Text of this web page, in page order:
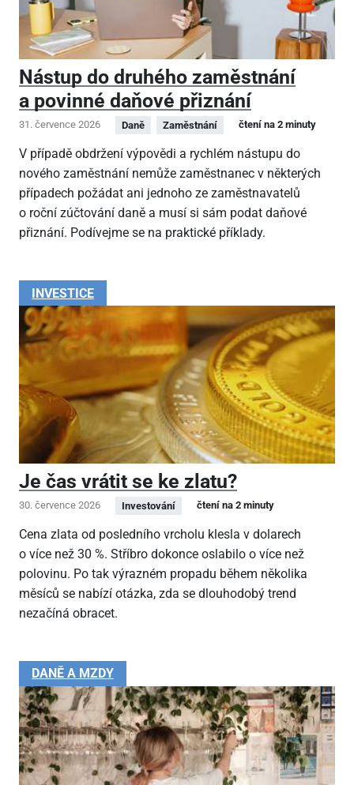
Nástup do druhého zaměstnání
a povinné daňové přiznání
31. července 2026 Daně Zaměstnání čtení na 2 minuty
V případě obdržení výpovědi a rychlém nástupu do
nového zaměstnání nemůže zaměstnanec v některých
případech požádat ani jednoho ze zaměstnavatelů
o roční zúčtování daně a musí si sám podat daňové
přiznání. Podívejme se na praktické příklady.
INVESTICE
Je čas vrátit se ke zlatu?
30. července 2026 Investování čtení na 2 minuty
Cena zlata od posledního vrcholu klesla v dolarech
o více než 30 %. Stříbro dokonce oslabilo o více než
polovinu. Po tak výrazném propadu během několika
měsíců se nabízí otázka, zda se dlouhodobý trend
nezačíná obracet.
DANĚ A MZDY